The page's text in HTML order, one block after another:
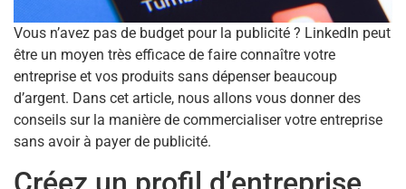
Vous n’avez pas de budget pour la publicité ? LinkedIn peut
être un moyen très efficace de faire connaître votre
entreprise et vos produits sans dépenser beaucoup
d’argent. Dans cet article, nous allons vous donner des
conseils sur la manière de commercialiser votre entreprise
sans avoir à payer de publicité.